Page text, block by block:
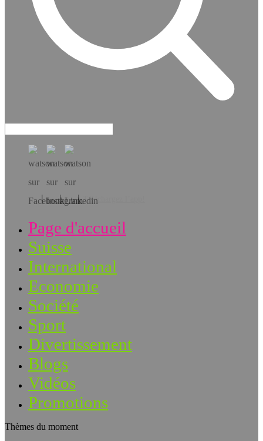
Téléchargez l’app!
Page d'accueil
Suisse
International
Economie
Société
Sport
Divertissement
Blogs
Vidéos
Promotions
Thèmes du moment